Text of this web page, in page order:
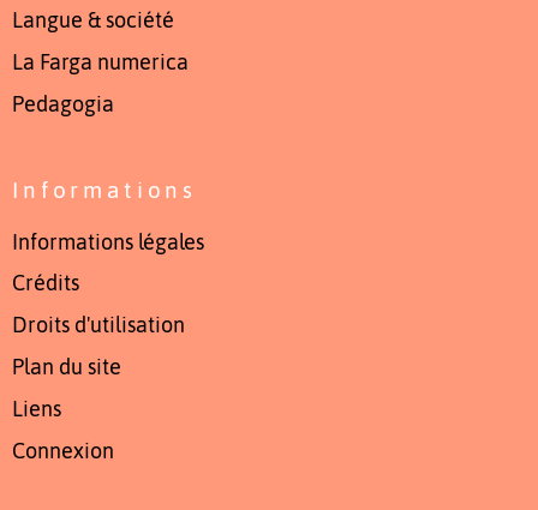
Langue & société
La Farga numerica
Pedagogia
Informations
Informations légales
Crédits
Droits d'utilisation
Plan du site
Liens
Connexion